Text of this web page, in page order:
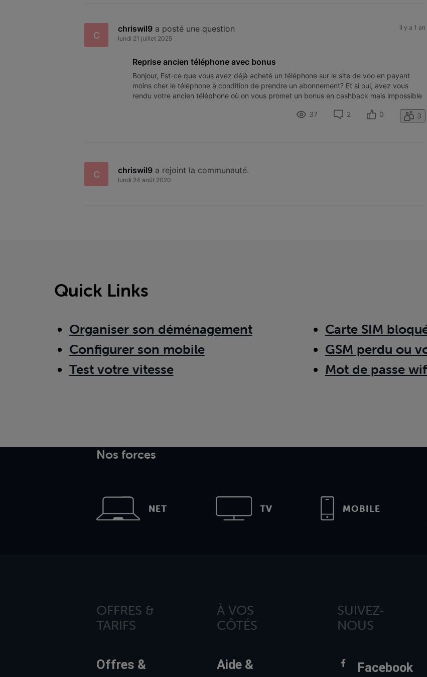
C
chriswil9 a posté une question
lundi 21 juillet 2025
il y a 1 an
Reprise ancien téléphone avec bonus
Bonjour, Est-ce que vous avez déjà acheté un téléphone sur le site de voo en payant
moins cher le téléphone à condition de prendre un abonnement? Et si oui, avez vous
rendu votre ancien téléphone où on vous promet un bonus en cashback mais impossible
37
2 0 3
C chriswil9 a rejoint la communauté.
lundi 24 août 2020
Quick Links
Organiser son déménagement
Configurer son mobile
Test votre vitesse
Carte SIM
GSM perdu ou
Mot de passe
Nos forces
NET TV MOBILE
OFFRES &
TARIFS
Offres &
À VOS
CÔTÉS
Aide &
SUIVEZ-
NOUS
Facebook